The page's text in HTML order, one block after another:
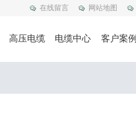
在线留言 网站地图
高压电缆 电缆中心 客户案例